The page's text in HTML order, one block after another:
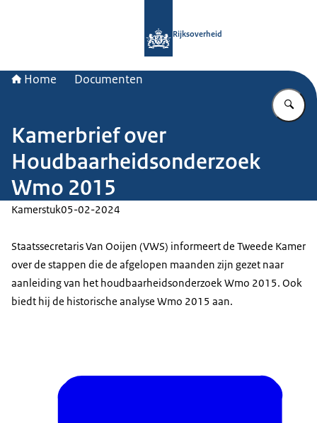
Rijksoverheid
Home Documenten
Kamerbrief over
Houdbaarheidsonderzoek
Wmo 2015
Kamerstuk05-02-2024
Staatssecretaris Van Ooijen (VWS) informeert de Tweede Kamer
over de stappen die de afgelopen maanden zijn gezet naar
aanleiding van het houdbaarheidsonderzoek Wmo 2015. Ook
biedt hij de historische analyse Wmo 2015 aan.